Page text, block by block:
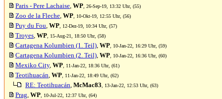
Paris - Pere Lachaise, WP , 26-Sep-19, 13:32 Uhr, (55)
Zoo de la Fleche, WP , 10-Okt-19, 12:55 Uhr, (56)
Puy du Fou, WP , 12-Dez-19, 10:34 Uhr, (57)
Troyes, WP , 15-Aug-21, 18:50 Uhr, (58)
Cartagena Kolumbien (1. Teil), WP , 10-Jan-22, 16:29 Uhr, (59)
Cartagena Kolumbien (2. Teil), WP , 10-Jan-22, 16:36 Uhr, (60)
Mexiko City, WP , 11-Jan-22, 18:36 Uhr, (61)
Teotihuacán, WP , 11-Jan-22, 18:49 Uhr, (62)
RE: Teotihuacán, McMac83 , 13-Jan-22, 12:53 Uhr, (63)
Prag, WP , 10-Jul-22, 12:37 Uhr, (64)